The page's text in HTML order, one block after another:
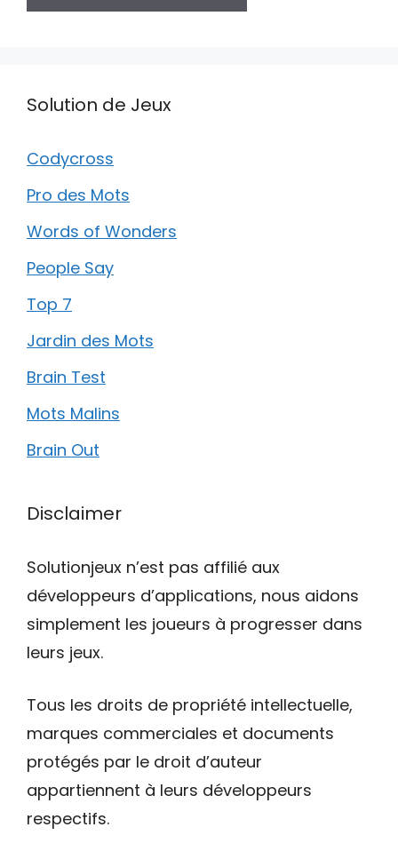
Solution de Jeux
Codycross
Pro des Mots
Words of Wonders
People Say
Top 7
Jardin des Mots
Brain Test
Mots Malins
Brain Out
Disclaimer
Solutionjeux n’est pas affilié aux
développeurs d’applications, nous aidons
simplement les joueurs à progresser dans
leurs jeux.
Tous les droits de propriété intellectuelle,
marques commerciales et documents
protégés par le droit d’auteur
appartiennent à leurs développeurs
respectifs.